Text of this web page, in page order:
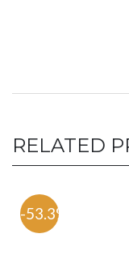
RELATED
-53.3%